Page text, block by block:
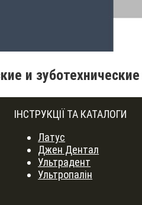
и
ІНСТРУКЦІЇ ТА КАТАЛОГИ
Латус
Джен Дентал
Ультрадент
Ультропалін